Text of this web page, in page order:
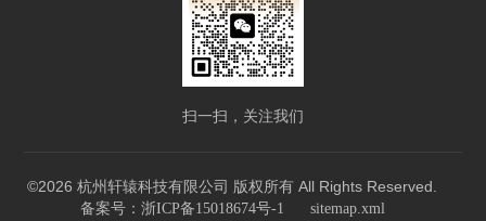
扫一扫，关注我们
©2026 杭州轩辕科技有限公司 版权所有 All Rights Reserved.
备案号：浙ICP备15018674号-1 sitemap.xml